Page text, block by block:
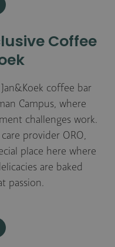
Coffee
coffee bar
Campus, where
challenges work.
provider ORO,
place here where
are baked
passion.